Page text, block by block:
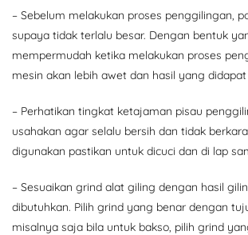
– Sebelum melakukan proses penggilingan,
supaya tidak terlalu besar. Dengan bentuk
mempermudah ketika melakukan proses
mesin akan lebih awet dan hasil yang
– Perhatikan tingkat ketajaman pisau
usahakan agar selalu bersih dan tidak
digunakan pastikan untuk dicuci dan di lap
– Sesuaikan grind alat giling dengan hasil
dibutuhkan. Pilih grind yang benar dengan
misalnya saja bila untuk bakso, pilih grind